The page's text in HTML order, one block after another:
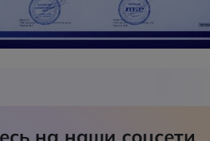
на наши соцсети